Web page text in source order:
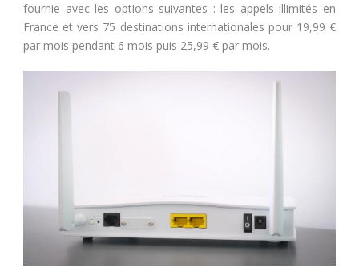
fournie avec les options suivantes : les appels illimités en
France et vers 75 destinations internationales pour 19,99 €
par mois pendant 6 mois puis 25,99 € par mois.